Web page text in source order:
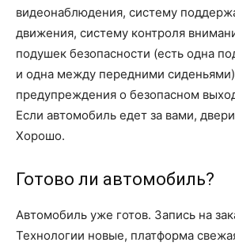
видеонаблюдения, систему
движения, систему контроля
подушек безопасности (есть одна
и одна между передними
предупреждения о безопасном
Если автомобиль едет за вами,
Хорошо.
Готово ли автомобиль?
Автомобиль уже готов. Запись на
Технологии новые, платформа